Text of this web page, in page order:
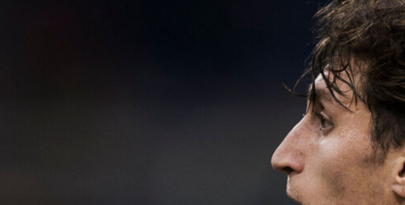
Il Genoa rifiuta un milione dal
Borussia Dortmund per il talento
Genoa, l’ex van ’t Schip riparte dalla
Nazionale: è il nuovo ct del